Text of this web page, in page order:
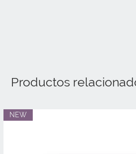
Productos
NEW